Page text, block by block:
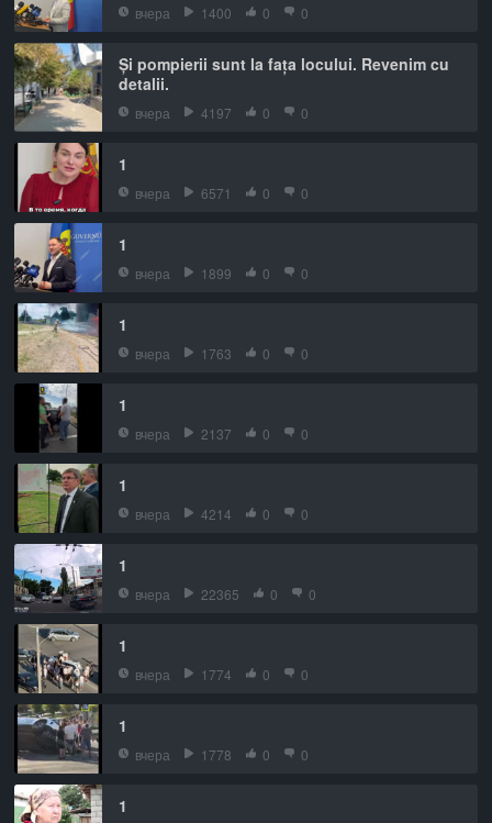
вчера 1400 0 0
Și pompierii sunt la fața locului. Revenim cu
detalii.
вчера 4197 0 0
1
вчера 6571 0 0
1
вчера 1899 0 0
1
вчера 1763 0 0
1
вчера 2137 0 0
1
вчера 4214 0 0
1
вчера 22365 0 0
1
вчера 1774 0 0
1
вчера 1778 0 0
1